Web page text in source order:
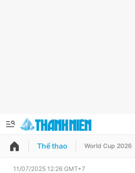
QUẢNG CÁO ĐẶT BÁO
Thể thao World Cup 2026
11/07/2025 12:26 GMT+7